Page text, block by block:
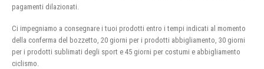
pagamenti dilazionati.
Ci impegniamo a consegnare i tuoi prodotti entro i tempi indicati al momento
della conferma del bozzetto, 20 giorni per i prodotti abbigliamento, 30 giorni
per i prodotti sublimati degli sport e 45 giorni per costumi e abbigliamento
ciclismo.